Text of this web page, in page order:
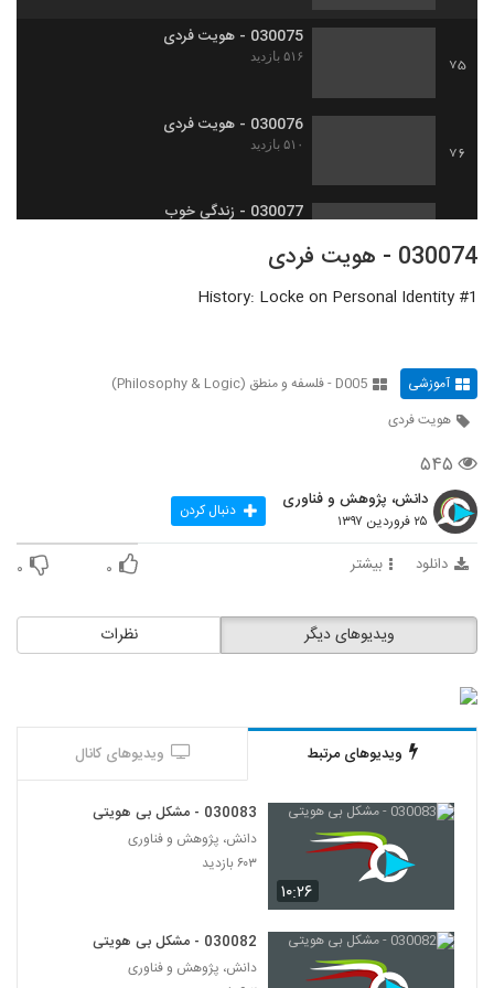
75
030075 - هویت فردی
۵۱۶ بازدید
76
030076 - هویت فردی
۵۱۰ بازدید
030077 - زندگی خوب
030078 - زندگی خوب
79
030079 - زندگی خوب
80
۶۴۱ بازدید
030082 - مشکل بی هویتی
030083 - مشکل بی هویتی
030084 - فلسفه ریاضی
85
030085 - فلسفه ریاضی
۶۷۸ بازدید
030074 - هویت فردی
History: Locke on Personal Identity #1
آموزشی
D005 - فلسفه و منطق (Philosophy & Logic)
هویت فردی
۵۴۵
دانش، پژوهش و فناوری
۲۵ فروردین ۱۳۹۷ دنبال کردن
دانلود بیشتر ۰ ۰
نظرات ویدیوهای دیگر
ویدیوهای مرتبط ویدیوهای کانال
۱۰:۲۶
030083 - مشکل بی هویتی
دانش، پژوهش و فناوری
۶۰۳ بازدید
030082 - مشکل بی هویتی
دانش، پژوهش و فناوری